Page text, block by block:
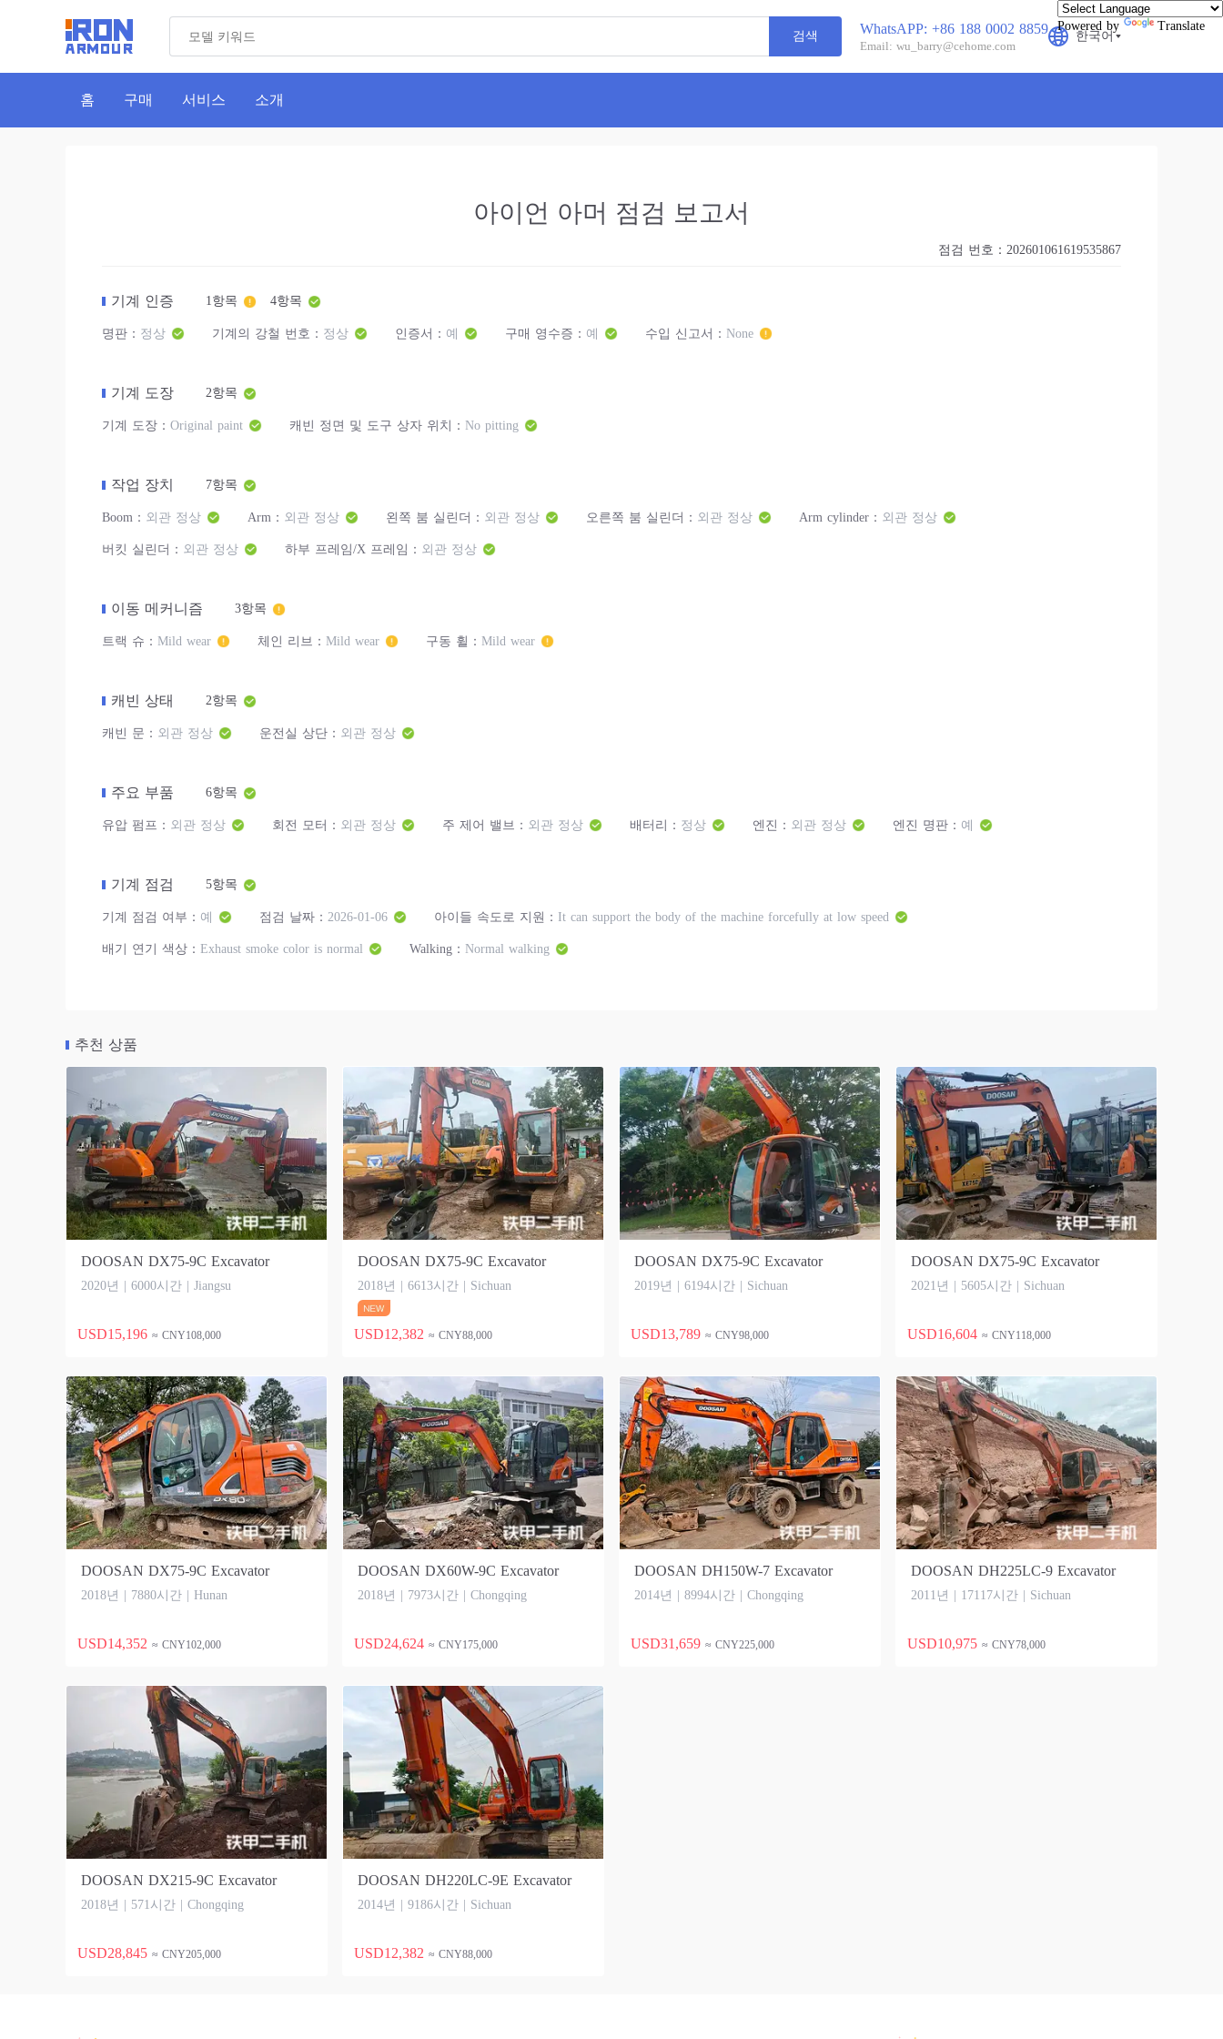
Powered by Translate
검색 WhatsAPP: +86 188 0002 8859
Email: wu_barry@cehome.com
한국어
홈 구매 서비스 소개
아이언 아머 점검 보고서
점검 번호：202601061619535867
기계 인증 1항목 4항목
명판： 정상 기계의 강철 번호： 정상 인증서： 예 구매 영수증： 예 수입 신고서： None
기계 도장 2항목
기계 도장： Original paint 캐빈 정면 및 도구 상자 위치： No pitting
작업 장치 7항목
Boom： 외관 정상 Arm： 외관 정상 왼쪽 붐 실린더： 외관 정상 오른쪽 붐 실린더： 외관 정상 Arm cylinder： 외관 정상
버킷 실린더： 외관 정상 하부 프레임/X 프레임： 외관 정상
이동 메커니즘 3항목
트랙 슈： Mild wear 체인 리브： Mild wear 구동 휠： Mild wear
캐빈 상태 2항목
캐빈 문： 외관 정상 운전실 상단： 외관 정상
주요 부품 6항목
유압 펌프： 외관 정상 회전 모터： 외관 정상 주 제어 밸브： 외관 정상 배터리： 정상 엔진： 외관 정상 엔진 명판： 예
기계 점검 5항목
기계 점검 여부： 예 점검 날짜： 2026-01-06 아이들 속도로 지원： It can support the body of the machine forcefully at low speed
배기 연기 색상： Exhaust smoke color is normal Walking： Normal walking
추천 상품
DOOSAN DX75-9C Excavator
2020년 | 6000시간 | Jiangsu
USD15,196 ≈ CNY108,000
DOOSAN DX75-9C Excavator
2018년 | 6613시간 | Sichuan
USD12,382 ≈ CNY88,000
DOOSAN DX75-9C Excavator
2019년 | 6194시간 | Sichuan
USD13,789 ≈ CNY98,000
DOOSAN DX75-9C Excavator
2021년 | 5605시간 | Sichuan
USD16,604 ≈ CNY118,000
DOOSAN DX75-9C Excavator
2018년 | 7880시간 | Hunan
USD14,352 ≈ CNY102,000
DOOSAN DX60W-9C Excavator
2018년 | 7973시간 | Chongqing
USD24,624 ≈ CNY175,000
DOOSAN DH150W-7 Excavator
2014년 | 8994시간 | Chongqing
USD31,659 ≈ CNY225,000
DOOSAN DH225LC-9 Excavator
2011년 | 17117시간 | Sichuan
USD10,975 ≈ CNY78,000
DOOSAN DX215-9C Excavator
2018년 | 571시간 | Chongqing
USD28,845 ≈ CNY205,000
DOOSAN DH220LC-9E Excavator
2014년 | 9186시간 | Sichuan
USD12,382 ≈ CNY88,000